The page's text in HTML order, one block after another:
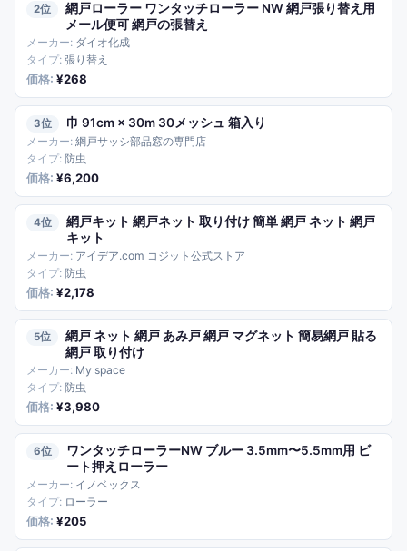
2
網戸ローラー ワンタッチローラー NW 網戸張り替え用
メール便可 網戸の張替え
ダイオ化成
張り替え
¥268
3 巾 91cm × 30m 30メッシュ 箱入り
網戸サッシ部品窓の専門店
防虫
¥6,200
4
網戸キット 網戸ネット 取り付け 簡単 網戸 ネット 網戸
キット
アイデア.com コジット公式ストア
防虫
¥2,178
5
網戸 ネット 網戸 あみ戸 網戸 マグネット 簡易網戸 貼る
網戸 取り付け
My space
防虫
¥3,980
6
ワンタッチローラーNW ブルー 3.5mm〜5.5mm用 ビ
ート押えローラー
イノベックス
ローラー
¥205